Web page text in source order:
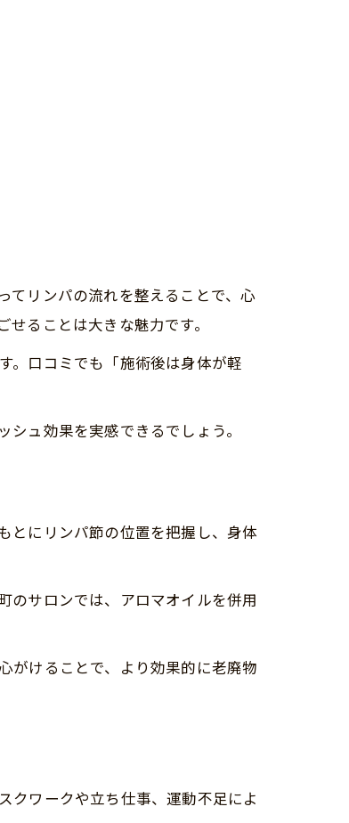
てリンパの流れを整えることで、心
ることは大きな魅力です。
。口コミでも「施術後は身体が軽
ュ効果を実感できるでしょう。
とにリンパ節の位置を把握し、身体
のサロンでは、アロマオイルを併用
がけることで、より効果的に老廃物
クワークや立ち仕事、運動不足によ